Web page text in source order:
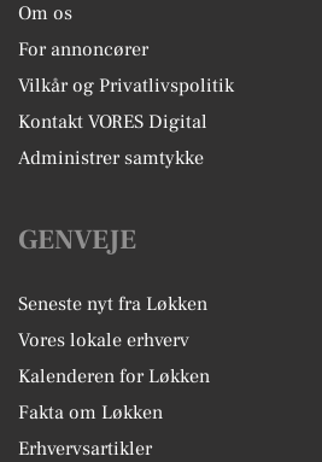
Om os
For annoncører
Vilkår og Privatlivspolitik
Kontakt VORES Digital
Administrer samtykke
GENVEJE
Seneste nyt fra Løkken
Vores lokale erhverv
Kalenderen for Løkken
Fakta om Løkken
Erhvervsartikler